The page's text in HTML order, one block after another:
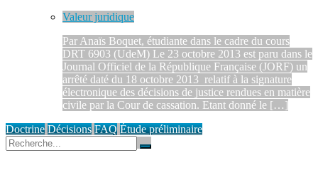
Valeur juridique
Par Anaïs Boquet, étudiante dans le cadre du cours
DRT 6903 (UdeM) Le 23 octobre 2013 est paru dans le
Journal Officiel de la République Française (JORF) un
arrêté daté du 18 octobre 2013 relatif à la signature
électronique des décisions de justice rendues en matière
civile par la Cour de cassation. Etant donné le […]
Doctrine Décisions FAQ Étude préliminaire